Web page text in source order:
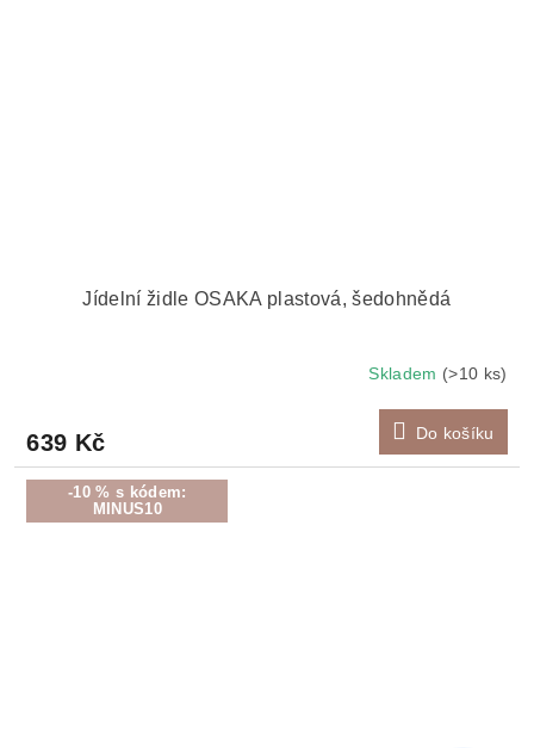
Jídelní židle OSAKA plastová, šedohnědá
Skladem (>10 ks)
639 Kč Do košíku
-10 % s kódem:
MINUS10